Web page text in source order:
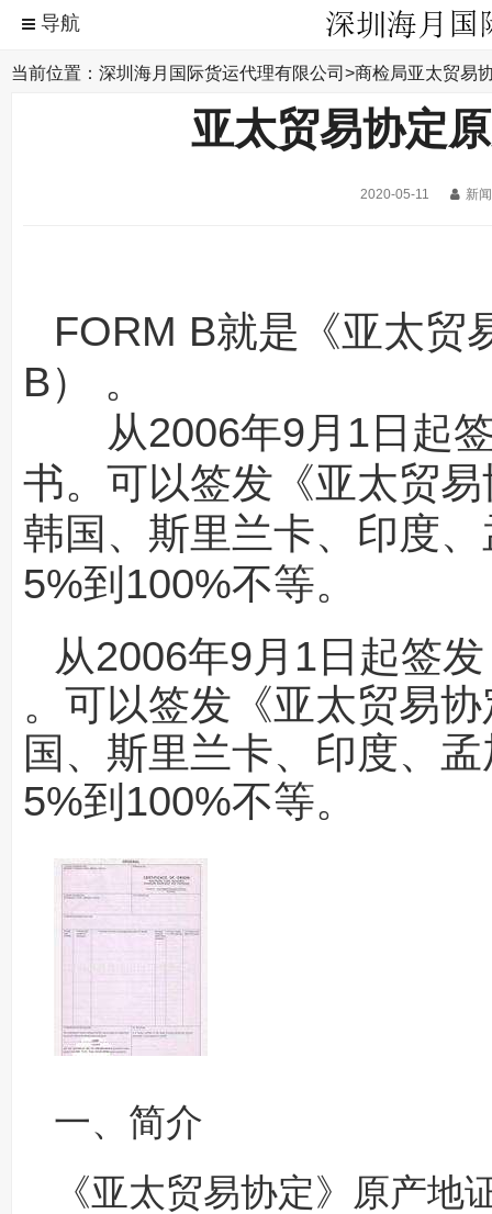
当前位置： 深圳海月国际货运代理有限公司 >商检局亚太贸易
亚太贸易协定
2020-05-11 新
FORM B就是《亚太贸
B）
。
从2006年9月1日起
书。可以签发《亚太贸
韩国、斯里兰卡、印度、
5%到100%不等。
从2006年9月 1日起签发
。可以签发 《亚太贸易
国、 斯里兰卡、印度、孟
5%到100%不等。
一、简介
《亚太贸易协定》原产